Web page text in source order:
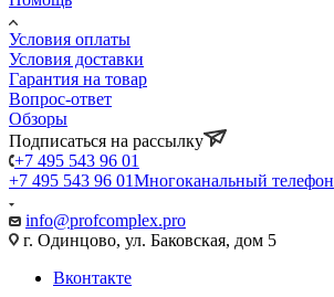
Условия оплаты
Условия доставки
Гарантия на товар
Вопрос-ответ
Обзоры
Подписаться на рассылку
+7 495 543 96 01
+7 495 543 96 01Многоканальный телефон
info@profcomplex.pro
г. Одинцово, ул. Баковская, дом 5
Вконтакте